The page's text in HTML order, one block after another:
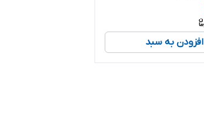
افزودن به سبد